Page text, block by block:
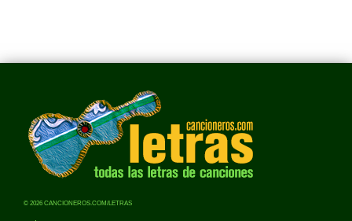
© 2026 CANCIONEROS.COM/LETRAS